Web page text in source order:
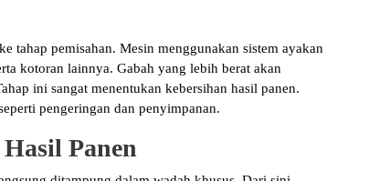
tahap pemisahan. Mesin menggunakan sistem ayakan
kotoran lainnya. Gabah yang lebih berat akan
ini sangat menentukan kebersihan hasil panen.
pengeringan dan penyimpanan.
Panen